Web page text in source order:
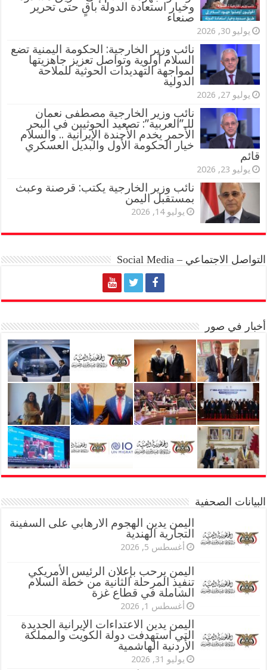
وخيار استعادة الدولة باقٍ حتى تحرير
صنعاء
يوليو 30, 2026
نائب وزير الخارجية: الحكومة اليمنية تضع
السلام أولوية وتواصل تعزيز جاهزيتها
لمواجهة التهديدات الحوثية للملاحة
الدولية
يوليو 27, 2026
نائب وزير الخارجية مصطفى نعمان
للـ”العربية”: تصعيد الحوثيين في البحر
الأحمر يخدم الأجندة الإيرانية .. والسلام
خيار الحكومة الأول والبديل العسكري
قائم
يوليو 23, 2026
نائب وزير الخارجية يكتب: قرصنة وعبث
بمستقبل اليمن
يوليو 14, 2026
التواصل الاجتماعي – Social Media
أخبار في صور
البيانات الصحفية
اليمن يدين الهجوم الارهابي على السفينة
التجارية الهندية
أغسطس 5, 2026
اليمن يرحب بإعلان الرئيس الأمريكي
تنفيذ المرحلة الثانية من خطة السلام
الشاملة في قطاع غزة
أغسطس 1, 2026
اليمن يدين الاعتداءات الإيرانية الجديدة
التي استهدفت دولة الكويت والمملكة
الأردنية الهاشمية
يوليو 31, 2026